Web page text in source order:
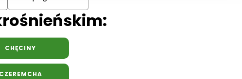
CHĘCINY
CZEREMCHA